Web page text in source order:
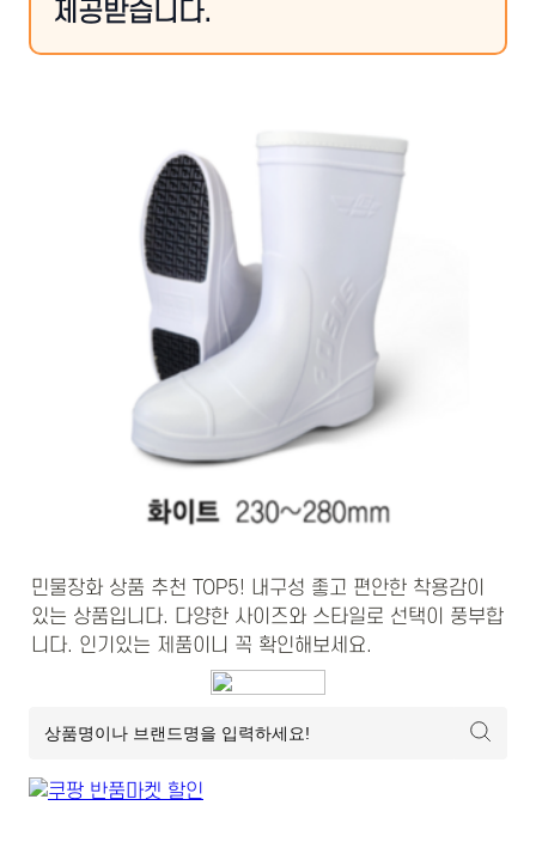
제공받습니다.
민물장화 상품 추천 TOP5! 내구성 좋고 편안한 착용감이
있는 상품입니다. 다양한 사이즈와 스타일로 선택이 풍부합
니다. 인기있는 제품이니 꼭 확인해보세요.